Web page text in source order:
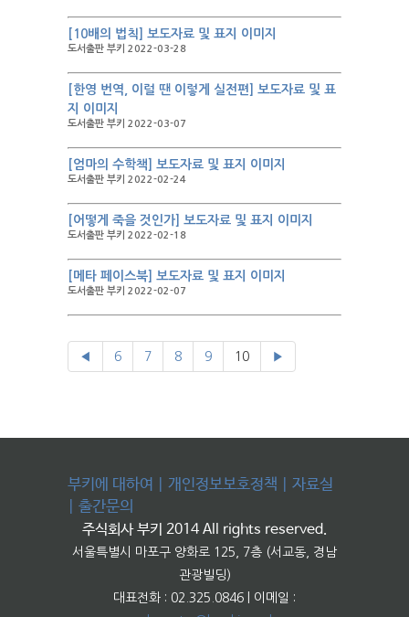
[10배의 법칙] 보도자료 및 표지 이미지
도서출판 부키 2022-03-28
[한영 번역, 이럴 땐 이렇게 실전편] 보도자료 및 표
지 이미지
도서출판 부키 2022-03-07
[엄마의 수학책] 보도자료 및 표지 이미지
도서출판 부키 2022-02-24
[어떻게 죽을 것인가] 보도자료 및 표지 이미지
도서출판 부키 2022-02-18
[메타 페이스북] 보도자료 및 표지 이미지
도서출판 부키 2022-02-07
◀ 6 7 8 9 10 ▶
부키에 대하여 개인정보보호정책
자료실
출간문의
주식회사 부키 2014 All rights reserved.
서울특별시 마포구 양화로 125, 7층 (서교동, 경남
관광빌딩)
대표전화 : 02.325.0846 | 이메일 :